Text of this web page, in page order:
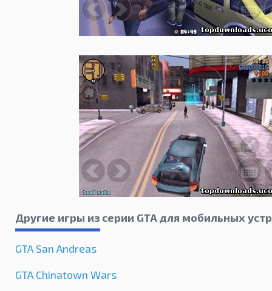
Другие игры из серии GTA для мобильных
GTA San Andreas
GTA Chinatown Wars